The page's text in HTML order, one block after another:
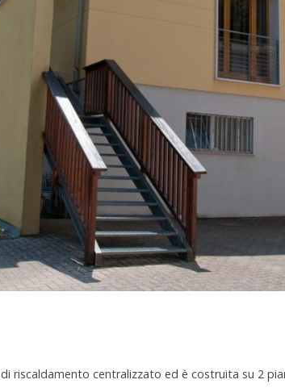
riscaldamento centralizzato ed è costruita su 2